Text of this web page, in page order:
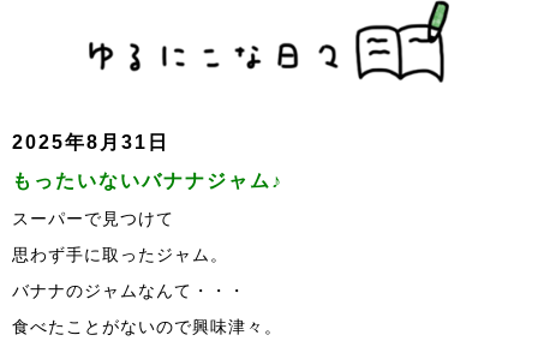
2025年8月31日
もったいないバナナジャム♪
スーパーで見つけて
思わず手に取ったジャム。
バナナのジャムなんて・・・
食べたことがないので興味津々。